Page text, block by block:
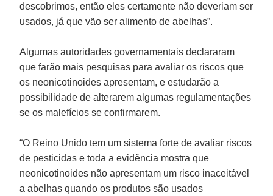
descobrimos, então eles certamente não deveriam ser
usados, já que vão ser alimento de abelhas”.
Algumas autoridades governamentais declararam
que farão mais pesquisas para avaliar os riscos que
os neonicotinoides apresentam, e estudarão a
possibilidade de alterarem algumas regulamentações
se os malefícios se confirmarem.
“O Reino Unido tem um sistema forte de avaliar riscos
de pesticidas e toda a evidência mostra que
neonicotinoides não apresentam um risco inaceitável
a abelhas quando os produtos são usados